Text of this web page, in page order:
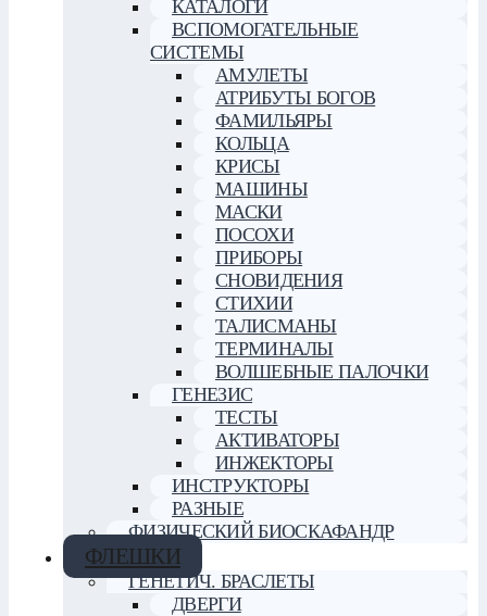
КАТАЛОГИ
ВСПОМОГАТЕЛЬНЫЕ
СИСТЕМЫ
АМУЛЕТЫ
АТРИБУТЫ БОГОВ
ФАМИЛЬЯРЫ
КОЛЬЦА
КРИСЫ
МАШИНЫ
МАСКИ
ПОСОХИ
ПРИБОРЫ
СНОВИДЕНИЯ
СТИХИИ
ТАЛИСМАНЫ
ТЕРМИНАЛЫ
ВОЛШЕБНЫЕ ПАЛОЧКИ
ГЕНЕЗИС
ТЕСТЫ
АКТИВАТОРЫ
ИНЖЕКТОРЫ
ИНСТРУКТОРЫ
РАЗНЫЕ
ФИЗИЧЕСКИЙ БИОСКАФАНДР
ФЛЕШКИ
ГЕНЕТИЧ. БРАСЛЕТЫ
ДВЕРГИ